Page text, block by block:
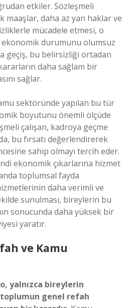
etkiler. Sözleşmeli
maaşlar, daha az yan haklar ve
mücadele etmesi, o
durumunu olumsuz
geçiş, bu belirsizliği ortadan
daha sağlam bir
sağlar.
sektöründe yapılan bu tür
boyutunu önemli ölçüde
çalışan, kadroya geçme
bu fırsatı değerlendirerek
sahip olmayı tercih eder.
ekonomik çıkarlarına hizmet
toplumsal fayda
daha verimli ve
sunulması, bireylerin bu
sonucunda daha yüksek bir
yaratır.
ve Kamu
yalnızca bireylerin
toplumun genel refah